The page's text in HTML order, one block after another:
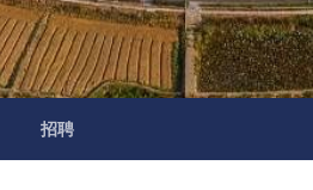
招聘